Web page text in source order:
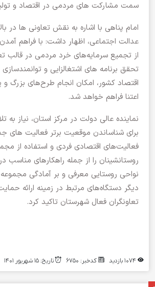
سمت مشارکت های مردمی در اقتصاد و
امام پناهی با اشاره به نقش تعاونی ها در
عدالت اجتماعی، اظهار داشت: با فراهم
از تجمیع سرمایه‌های خرد مردمی در قالب
تحقق برنامه های اشتغالزایی و
اقتصاد کشور، امکان انجام طرح‌های بزرگ و
اعتنا فراهم خواهد شد.
نماینده عالی دولت در مرکز استان، نیاز به
برای شناساندن موقعیت برتر فعالیت های
فعالیت‌های اقتصادی فردی و استفاده از
روستانشینان را از جمله راهکارهای مناسب
نواحی روستایی معرفی و بر آمادگی
دیگر دستگاه‌های مرتبط در زمینه ارائه
تعاونگران فعال شهرستان تاکید کرد.
کدخبر: ۶۷۵۰ تاریخ: ۱۵ شهریور ۱۴۰۱